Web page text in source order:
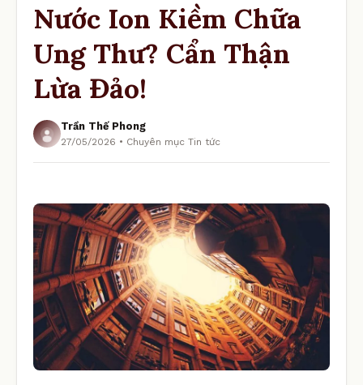
Nước Ion Kiềm Chữa
Ung Thư? Cẩn Thận
Lừa Đảo!
Trần Thế Phong
27/05/2026 • Chuyên mục Tin tức